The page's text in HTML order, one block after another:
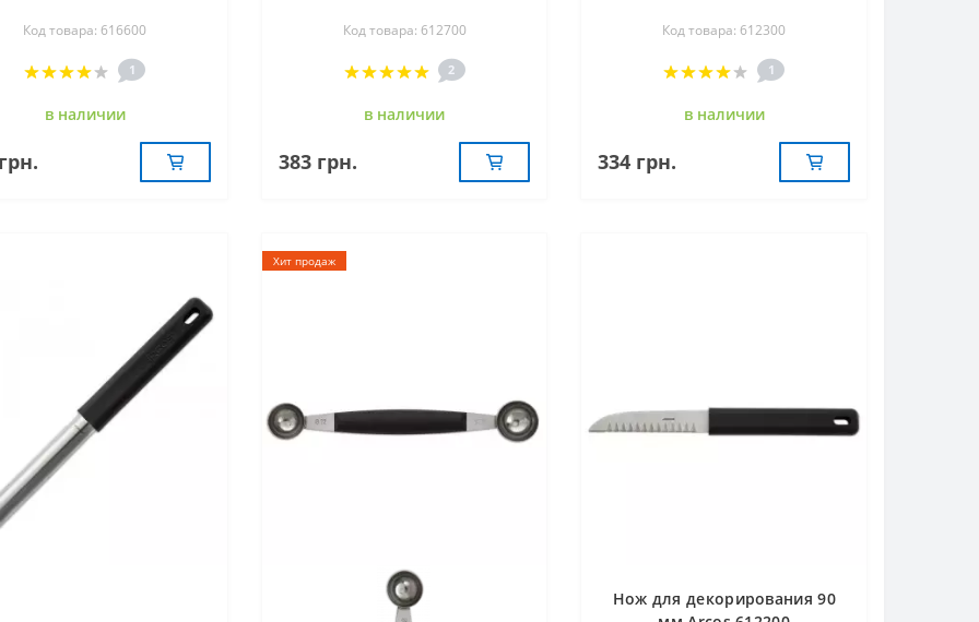
Код товара: 616600
1
в наличии
Код товара: 612700
2
в наличии
383 грн.
Код товара: 612300
1
в наличии
334 грн.
Хит продаж
Нож для декорирования 90